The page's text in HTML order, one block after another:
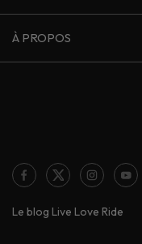
À PROPOS
Le blog Live Love Ride